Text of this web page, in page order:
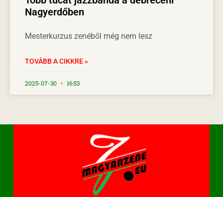
Nagyerdőben
Mesterkurzus zenéből még nem lesz
TOVÁBB A CIKKRE »
2025-07-30 16:53